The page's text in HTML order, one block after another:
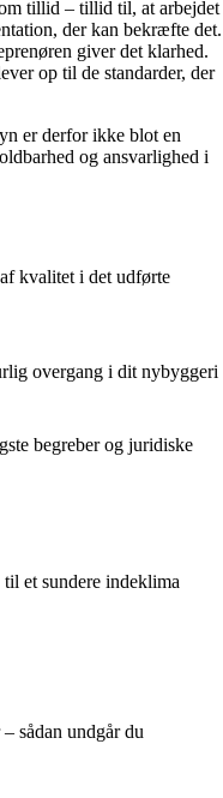
tillid – tillid til, at arbejdet
der kan bekræfte det.
giver det klarhed.
op til de standarder, der
er derfor ikke blot en
og ansvarlighed i
kvalitet i det udførte
overgang i dit nybyggeri
begreber og juridiske
et sundere indeklima
sådan undgår du